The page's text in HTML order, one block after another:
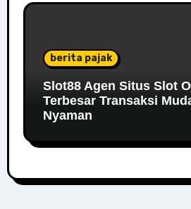
berita pajak
Slot88 Agen Situs Slot
Terbesar Transaksi
Nyaman